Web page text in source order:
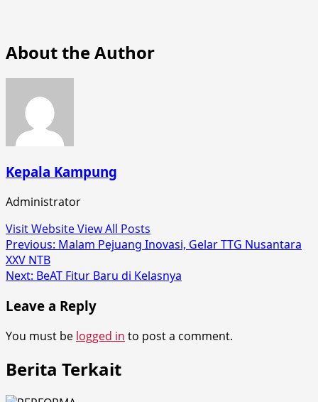
About the Author
Kepala Kampung
Administrator
Visit WebsiteView All Posts
Post
navigation
Previous: Malam Pejuang Inovasi, Gelar TTG Nusantara
XXV NTB
Next: BeAT Fitur Baru di Kelasnya
Leave a Reply
You must be logged in to post a comment.
Berita Terkait